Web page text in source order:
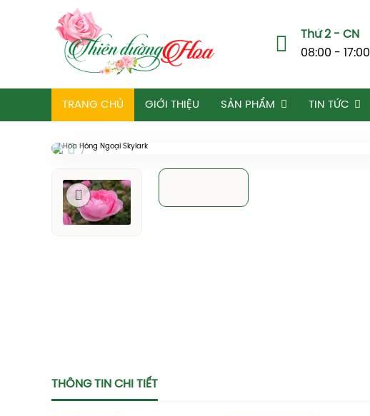
Thứ 2 - CN
08:00 - 17:00
TRANG CHỦ GIỚI THIỆU SẢN PHẨM TIN TỨC